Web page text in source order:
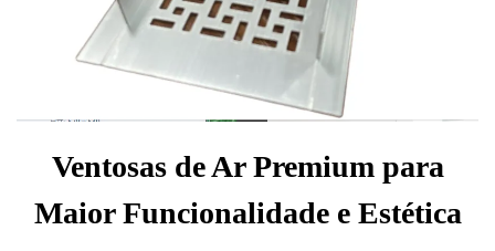
Ventosas de Ar Premium para
Maior Funcionalidade e Estética